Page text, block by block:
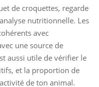
de croquettes, regarde
nutritionnelle. Les
avec
une source de
aussi utile de vérifier le
et la proportion de
de ton animal.